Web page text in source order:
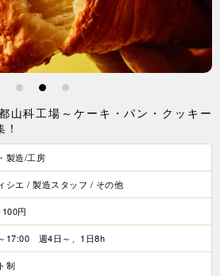
1 2 3
科工場～ケーキ・パン・クッキー
製造/工房
シエ / 製造スタッフ / その他
円
17:00 週4日～、1日8h
制